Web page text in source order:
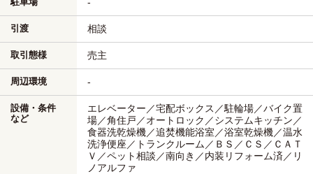
引渡 相談
取引態様 売主
周辺環境 -
設備・条件
など
エレベーター／宅配ボックス／駐輪場／バイク置
場／角住戸／オートロック／システムキッチン／
食器洗乾燥機／追焚機能浴室／浴室乾燥機／温水
洗浄便座／トランクルーム／ＢＳ／ＣＳ／ＣＡＴ
Ｖ／ペット相談／南向き／内装リフォーム済／リ
ノアルファ